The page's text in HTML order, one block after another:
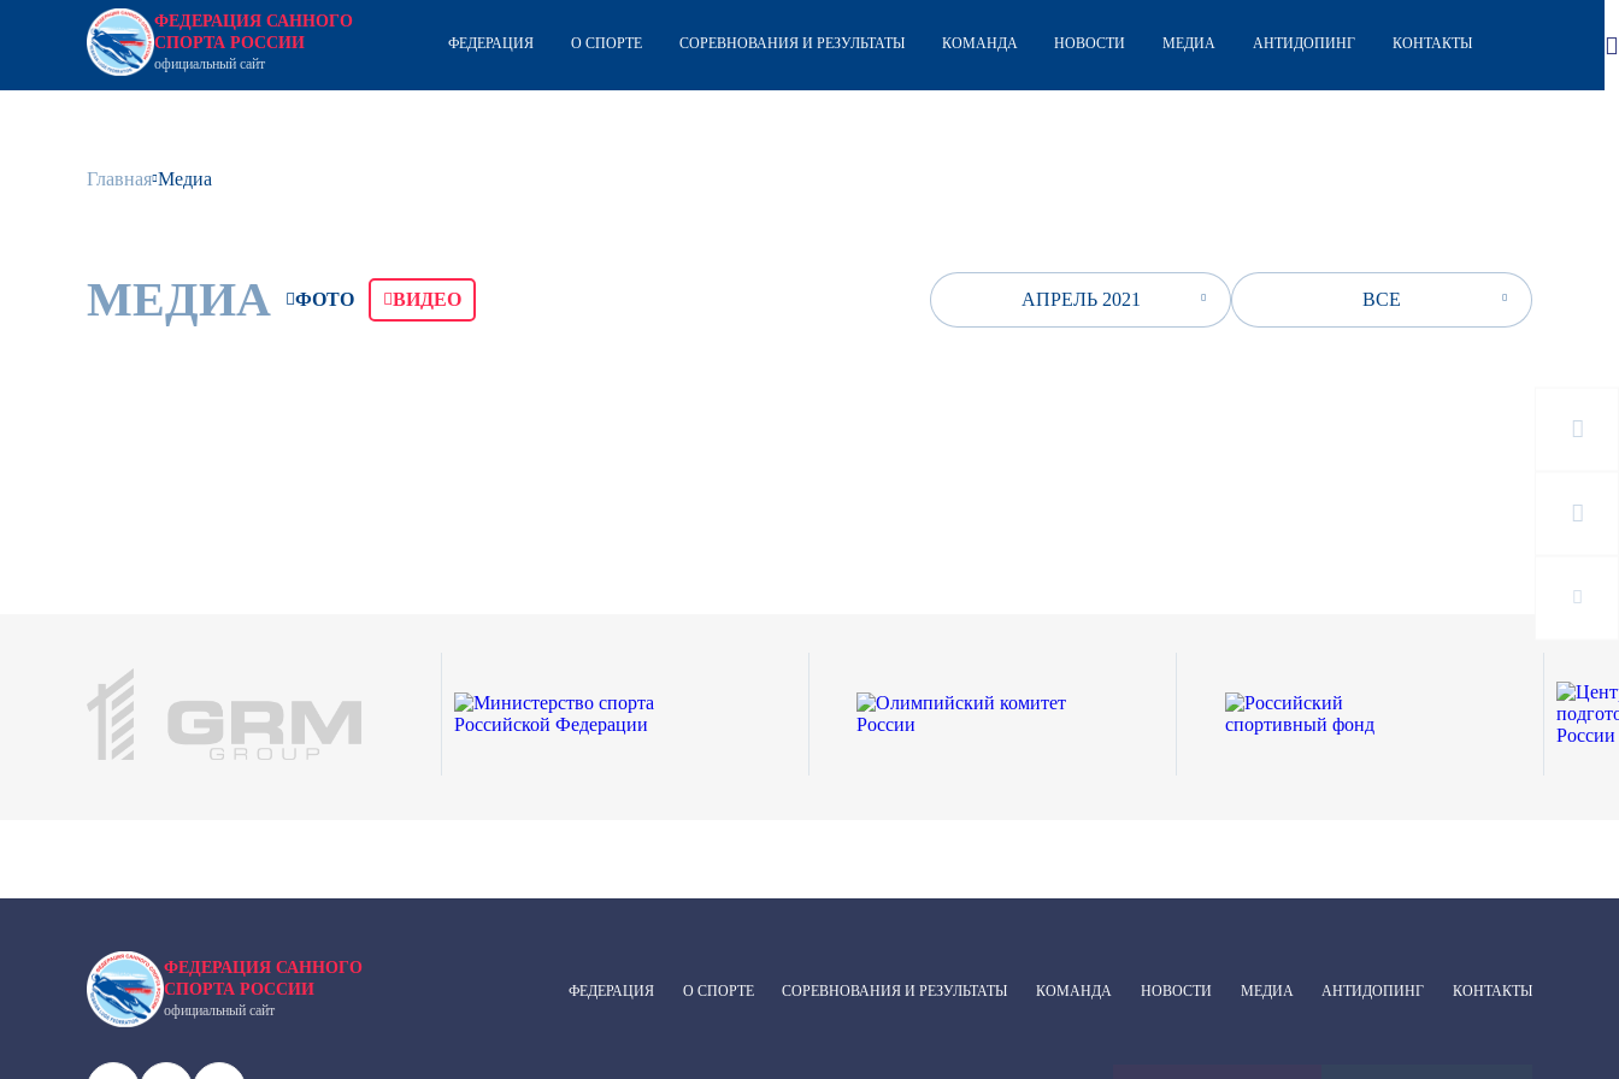
ФЕДЕРАЦИЯ САННОГО
СПОРТА РОССИИ
официальный сайт
ФЕДЕРАЦИЯ О СПОРТЕ СОРЕВНОВАНИЯ И РЕЗУЛЬТАТЫ КОМАНДА НОВОСТИ МЕДИА АНТИДОПИНГ КОНТАКТЫ
Главная Медиа
МЕДИА ФОТО ВИДЕО АПРЕЛЬ 2021 ВСЕ
ФЕДЕРАЦИЯ САННОГО
СПОРТА РОССИИ
официальный сайт
ФЕДЕРАЦИЯ О СПОРТЕ СОРЕВНОВАНИЯ И РЕЗУЛЬТАТЫ КОМАНДА НОВОСТИ МЕДИА АНТИДОПИНГ КОНТАКТЫ